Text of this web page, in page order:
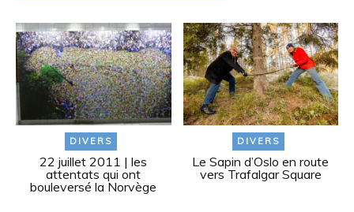
DIVERS
22 juillet 2011 | les
attentats qui ont
bouleversé la Norvège
DIVERS
Le Sapin d’Oslo en route
vers Trafalgar Square